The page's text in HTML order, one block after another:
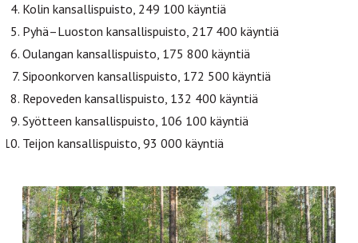
Kolin kansallispuisto, 249 100 käyntiä
Pyhä–Luoston kansallispuisto, 217 400 käyntiä
Oulangan kansallispuisto, 175 800 käyntiä
Sipoonkorven kansallispuisto, 172 500 käyntiä
Repoveden kansallispuisto, 132 400 käyntiä
Syötteen kansallispuisto, 106 100 käyntiä
Teijon kansallispuisto, 93 000 käyntiä